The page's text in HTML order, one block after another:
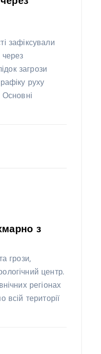
зафіксували
через
загрози
руху
Основні
з
грози,
центр.
регіонах
території